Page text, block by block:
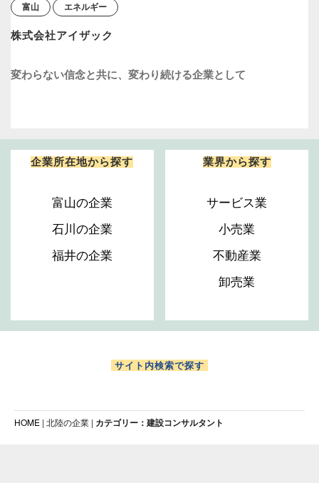
富山 エネルギー
株式会社アイザック
変わらない信念と共に、変わり続ける企業として
企業所在地から探す
富山の企業
石川の企業
福井の企業
業界から探す
サービス業
小売業
不動産業
卸売業
サイト内検索で探す
HOME | 北陸の企業 | カテゴリー：建設コンサルタント